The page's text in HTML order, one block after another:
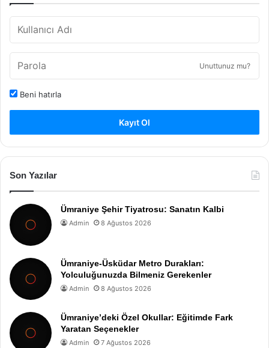
Unuttunuz mu?
Beni hatırla
Kayıt Ol
Son Yazılar
Ümraniye Şehir Tiyatrosu: Sanatın Kalbi
Admin 8 Ağustos 2026
Ümraniye-Üsküdar Metro Durakları:
Yolculuğunuzda Bilmeniz Gerekenler
Admin 8 Ağustos 2026
Ümraniye’deki Özel Okullar: Eğitimde Fark
Yaratan Seçenekler
Admin 7 Ağustos 2026